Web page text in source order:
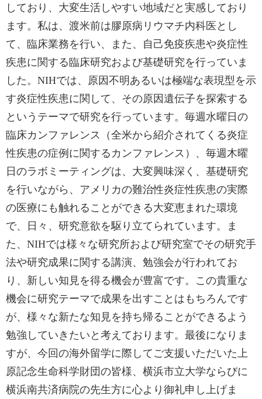
しており、大変生活しやすい地域だと実感しており
ます。私は、渡米前は膠原病リウマチ内科医とし
て、臨床業務を行い、また、自己免疫疾患や炎症性
疾患に関する臨床研究および基礎研究を行っていま
した。NIHでは、原因不明あるいは極端な表現型を示
す炎症性疾患に関して、その原因遺伝子を探索する
というテーマで研究を行っています。毎週水曜日の
臨床カンファレンス（全米から紹介されてくる炎症
性疾患の症例に関するカンファレンス）、毎週木曜
日のラボミーティングは、大変興味深く、基礎研究
を行いながら、アメリカの難治性炎症性疾患の実際
の医療にも触れることができる大変恵まれた環境
で、日々、研究意欲を駆り立てられています。ま
た、NIHでは様々な研究所および研究室でその研究手
法や研究成果に関する講演、勉強会が行われてお
り、新しい知見を得る機会が豊富です。この貴重な
機会に研究テーマで成果を出すことはもちろんです
が、様々な新たな知見を持ち帰ることができるよう
勉強していきたいと考えております。最後になりま
すが、今回の海外留学に際してご支援いただいた上
原記念生命科学財団の皆様、横浜市立大学ならびに
横浜南共済病院の先生方に心より御礼申し上げま